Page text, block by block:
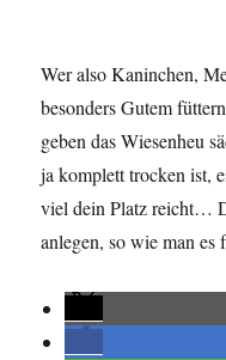
Wer also Kaninchen,
besonders Gutem
geben das Wiesenheu
ja komplett trocken ist,
viel dein Platz reicht…
anlegen, so wie man es